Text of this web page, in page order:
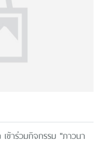
ข้าร่วมกิจกรรม "ภาวนา